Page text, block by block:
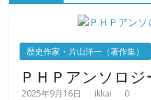
歴史作家・片山洋一（著作集）
ＰＨＰアンソロジ
2025年9月16日 ikkai 0